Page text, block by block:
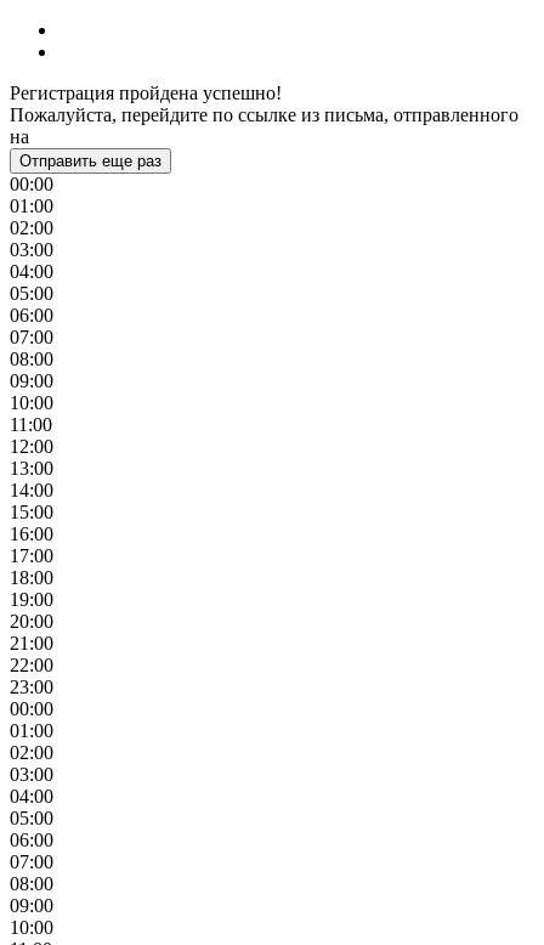
Регистрация пройдена успешно!
Пожалуйста, перейдите по ссылке из письма, отправленного
на
Отправить еще раз
00:00
01:00
02:00
03:00
04:00
05:00
06:00
07:00
08:00
09:00
10:00
11:00
12:00
13:00
14:00
15:00
16:00
17:00
18:00
19:00
20:00
21:00
22:00
23:00
00:00
01:00
02:00
03:00
04:00
05:00
06:00
07:00
08:00
09:00
10:00